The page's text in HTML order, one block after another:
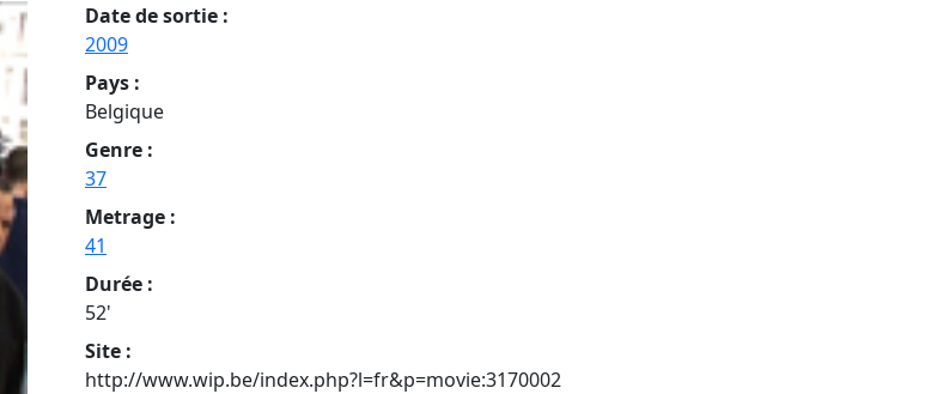
Date de sortie :
2009
Pays :
Belgique
Genre :
37
Metrage :
41
Durée :
52'
Site :
http://www.wip.be/index.php?l=fr&p=movie:3170002